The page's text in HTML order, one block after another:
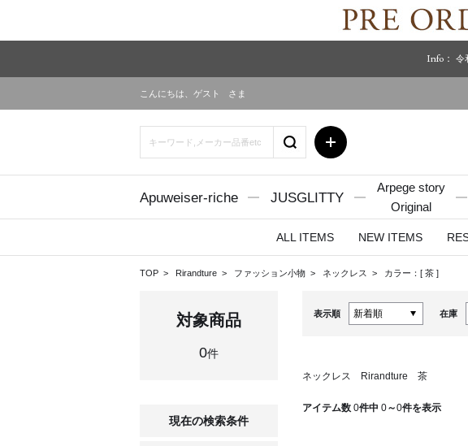
Info： 令
こんにちは、 ゲスト さま
Apuweiser-riche JUSGLITTY
Arpege story
Original
ALL ITEMS NEW ITEMS
TOP Rirandture ファッション小物 ネックレス カラー：[ 茶 ]
対象商品
0件
現在の検索条件
表示順 在庫
ネックレス Rirandture 茶
アイテム数 0件中 0～0件を表示